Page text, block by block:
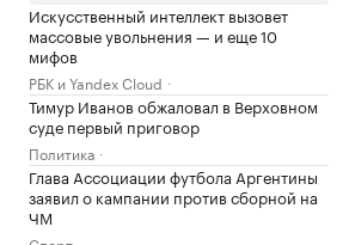
Искусственный интеллект вызовет
массовые увольнения — и еще 10
мифов
РБК и Yandex Cloud
Тимур Иванов обжаловал в Верховном
суде первый приговор
Политика
Глава Ассоциации футбола Аргентины
заявил о кампании против сборной на
ЧМ